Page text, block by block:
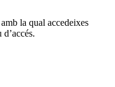
la qual accedeixes